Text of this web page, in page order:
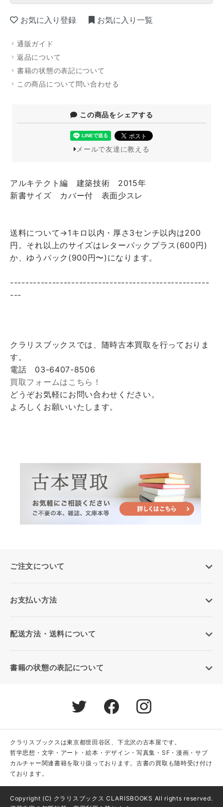
お気に入り登録 お気に入り一覧
通販ガイド
返品について
書籍の状態の表記について
この商品について問い合わせる
この商品をシェアする
メールで友達に教える
アルキテクト編 建築技術 2015年
新書サイズ カバー付 表面少スレ
送料について→1キロ以内・厚さ3センチ以内は200
円。それ以上のサイズはレターパックプラス(600円)
か、ゆうパック(900円〜)になります。
----------------------------------------------------
---
クラリスブックスでは、随時古本買取を行っておりま
す。
電話 03-6407-8506
買取フォームはこちら！
どうぞお気軽にお問い合わせください。
よろしくお願いいたします。
ご注文について
お支払い方法
配送方法・送料について
書籍の状態の表記について
クラリスブックスは東京都世田谷区、下北沢の古本屋です。
哲学思想・文学・アート・絵本・デザイン・写真集・SF・漫画・サブ
カルチャー関連書籍を取り扱っております。古書の買取も随時受け付け
ております。
Copyright (C) クラリスブックス CLARISBOOKS All rights reserved.